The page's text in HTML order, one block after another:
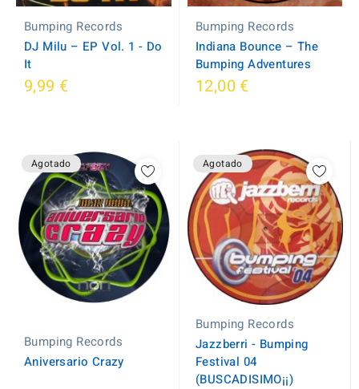
Bumping Records
DJ Milu ‎– EP Vol. 1 - Do
It
9,99 €
Bumping Records
Indiana Bounce ‎– The
Bumping Adventures
12,00 €
Agotado
Bumping Records
Aniversario Crazy
Agotado
Bumping Records
Jazzberri - Bumping
Festival 04
(BUSCADISIMO¡¡)